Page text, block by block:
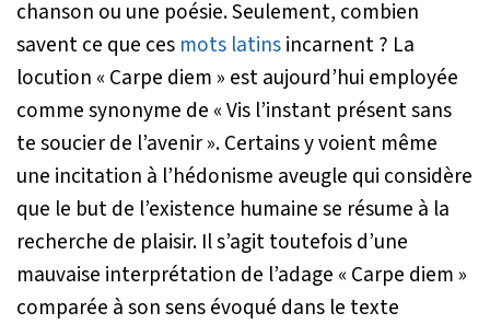
chanson ou une poésie. Seulement, combien
savent ce que ces mots latinsincarnent ? La
locution « Carpe diem » est aujourd’hui employée
comme synonyme de « Vis l’instant présent sans
te soucier de l’avenir ». Certains y voient même
une incitation à l’hédonisme aveugle qui considère
que le but de l’existence humaine se résume à la
recherche de plaisir. Il s’agit toutefois d’une
mauvaise interprétation de l’adage « Carpe diem »
comparée à son sens évoqué dans le texte